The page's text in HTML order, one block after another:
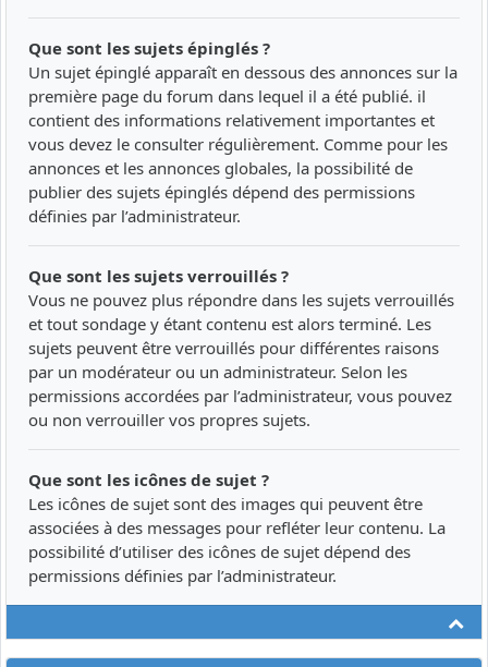
Que sont les sujets épinglés ?
Un sujet épinglé apparaît en dessous des annonces sur la
première page du forum dans lequel il a été publié. il
contient des informations relativement importantes et
vous devez le consulter régulièrement. Comme pour les
annonces et les annonces globales, la possibilité de
publier des sujets épinglés dépend des permissions
définies par l’administrateur.
Que sont les sujets verrouillés ?
Vous ne pouvez plus répondre dans les sujets verrouillés
et tout sondage y étant contenu est alors terminé. Les
sujets peuvent être verrouillés pour différentes raisons
par un modérateur ou un administrateur. Selon les
permissions accordées par l’administrateur, vous pouvez
ou non verrouiller vos propres sujets.
Que sont les icônes de sujet ?
Les icônes de sujet sont des images qui peuvent être
associées à des messages pour refléter leur contenu. La
possibilité d’utiliser des icônes de sujet dépend des
permissions définies par l’administrateur.